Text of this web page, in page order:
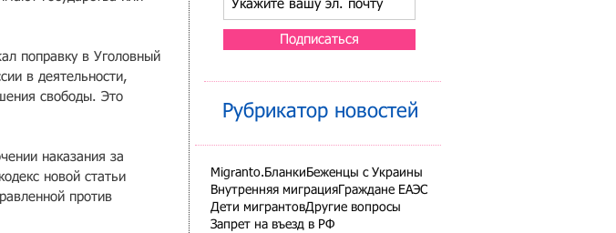
поправку в Уголовный
в деятельности,
свободы. Это
наказания за
новой статьи
против
Подписаться
Рубрикатор новостей
Migranto.Бланки Беженцы с Украины
Внутренняя миграция Граждане ЕАЭС
Дети мигрантовДругие вопросы
Запрет на въезд в РФ